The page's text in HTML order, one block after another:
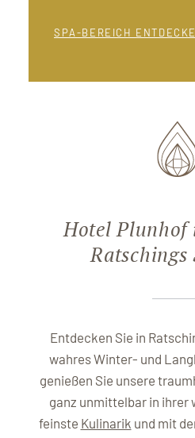
SPA-BEREICH
Hotel Plunhof
Entdecken Sie in
wahres Winter- und
genießen Sie unsere
ganz unmittelbar in ihrer
feinste Kulinarik und mit